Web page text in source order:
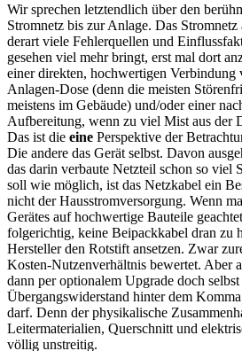
Wir sprechen letztendlich über den
Stromnetz bis zur Anlage. Das
derart viele Fehlerquellen und
gesehen viel mehr bringt, erst mal dort
einer direkten, hochwertigen Verbindung
Anlagen-Dose (denn die meisten
meistens im Gebäude) und/oder einer
Aufbereitung, wenn zu viel Mist aus der
Das ist die eine Perspektive der
Die andere das Gerät selbst. Davon
das darin verbaute Netzteil schon so viel
soll wie möglich, ist das Netzkabel ein
nicht der Hausstromversorgung. Wenn
Gerätes auf hochwertige Bauteile
folgerichtig, keine Beipackkabel dran zu
Hersteller den Rotstift ansetzen. Zwar
Kosten-Nutzenverhältnis bewertet. Aber
dann per optionalem Upgrade doch
Übergangswiderstand hinter dem
darf. Denn der physikalische
Leitermaterialien, Querschnitt und
völlig unstreitig.